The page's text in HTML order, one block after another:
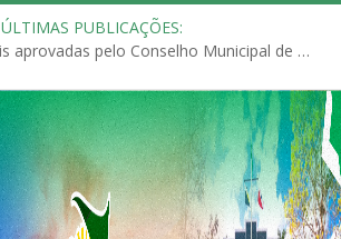
ÚLTIMAS PUBLICAÇÕES:
Políticas Municipais aprovadas pelo Conselho Municipal de Educação (CME)